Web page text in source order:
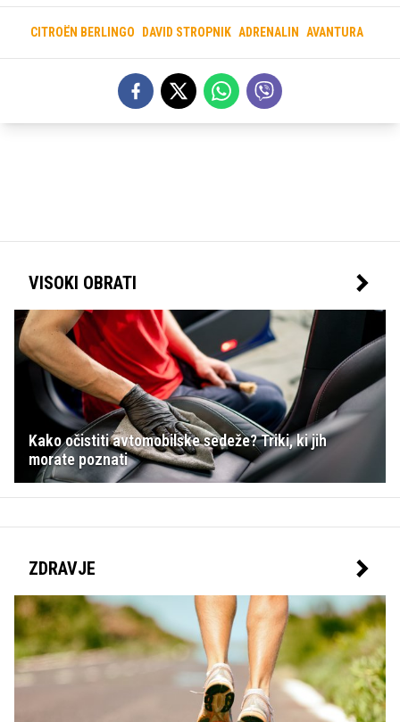
CITROËN BERLINGO DAVID STROPNIK ADRENALIN AVANTURA
VISOKI OBRATI
Kako očistiti avtomobilske sedeže? Triki, ki jih
morate poznati
ZDRAVJE